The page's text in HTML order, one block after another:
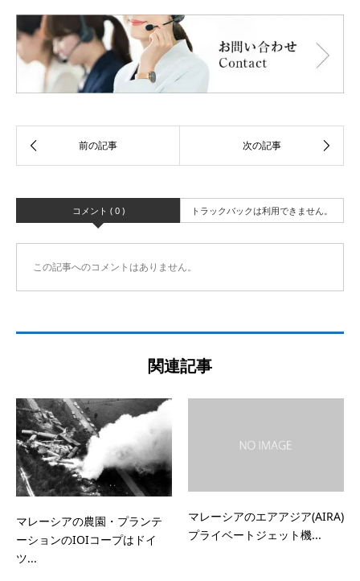
コメント ( 0 ) トラックバックは利用できません。
この記事へのコメントはありません。
関連記事
マレーシアの農園・プランテ
ーションのIOIコープはドイ
ツ...
マレーシアのエアアジア(AIRA)
プライベートジェット機...